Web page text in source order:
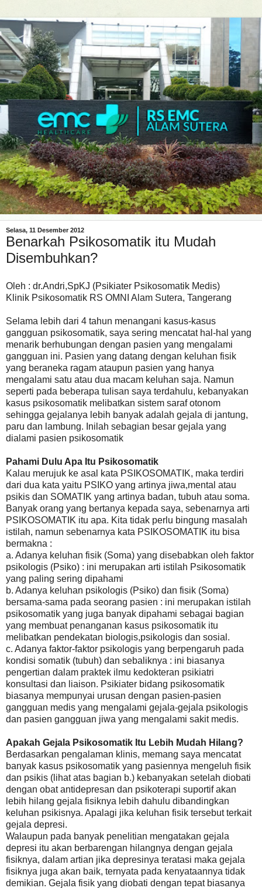
Selasa, 11 Desember 2012
Benarkah Psikosomatik itu Mudah
Disembuhkan?
Oleh : dr.Andri,SpKJ (Psikiater Psikosomatik Medis)
Klinik Psikosomatik RS OMNI Alam Sutera, Tangerang
Selama lebih dari 4 tahun menangani kasus-kasus
gangguan psikosomatik, saya sering mencatat hal-hal yang
menarik berhubungan dengan pasien yang mengalami
gangguan ini. Pasien yang datang dengan keluhan fisik
yang beraneka ragam ataupun pasien yang hanya
mengalami satu atau dua macam keluhan saja. Namun
seperti pada beberapa tulisan saya terdahulu, kebanyakan
kasus psikosomatik melibatkan sistem saraf otonom
sehingga gejalanya lebih banyak adalah gejala di jantung,
paru dan lambung. Inilah sebagian besar gejala yang
dialami pasien psikosomatik
Pahami Dulu Apa Itu Psikosomatik
Kalau merujuk ke asal kata PSIKOSOMATIK, maka terdiri
dari dua kata yaitu PSIKO yang artinya jiwa,mental atau
psikis dan SOMATIK yang artinya badan, tubuh atau soma.
Banyak orang yang bertanya kepada saya, sebenarnya arti
PSIKOSOMATIK itu apa. Kita tidak perlu bingung masalah
istilah, namun sebenarnya kata PSIKOSOMATIK itu bisa
bermakna :
a. Adanya keluhan fisik (Soma) yang disebabkan oleh faktor
psikologis (Psiko) : ini merupakan arti istilah Psikosomatik
yang paling sering dipahami
b. Adanya keluhan psikologis (Psiko) dan fisik (Soma)
bersama-sama pada seorang pasien : ini merupakan istilah
psikosomatik yang juga banyak dipahami sebagai bagian
yang membuat penanganan kasus psikosomatik itu
melibatkan pendekatan biologis,psikologis dan sosial.
c. Adanya faktor-faktor psikologis yang berpengaruh pada
kondisi somatik (tubuh) dan sebaliknya : ini biasanya
pengertian dalam praktek ilmu kedokteran psikiatri
konsultasi dan liaison. Psikiater bidang psikosomatik
biasanya mempunyai urusan dengan pasien-pasien
gangguan medis yang mengalami gejala-gejala psikologis
dan pasien gangguan jiwa yang mengalami sakit medis.
Apakah Gejala Psikosomatik Itu Lebih Mudah Hilang?
Berdasarkan pengalaman klinis, memang saya mencatat
banyak kasus psikosomatik yang pasiennya mengeluh fisik
dan psikis (lihat atas bagian b.) kebanyakan setelah diobati
dengan obat antidepresan dan psikoterapi suportif akan
lebih hilang gejala fisiknya lebih dahulu dibandingkan
keluhan psikisnya. Apalagi jika keluhan fisik tersebut terkait
gejala depresi.
Walaupun pada banyak penelitian mengatakan gejala
depresi itu akan berbarengan hilangnya dengan gejala
fisiknya, dalam artian jika depresinya teratasi maka gejala
fisiknya juga akan baik, ternyata pada kenyataannya tidak
demikian. Gejala fisik yang diobati dengan tepat biasanya